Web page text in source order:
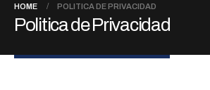
HOME POLITICA DE PRIVACIDAD
Politica de Privacidad